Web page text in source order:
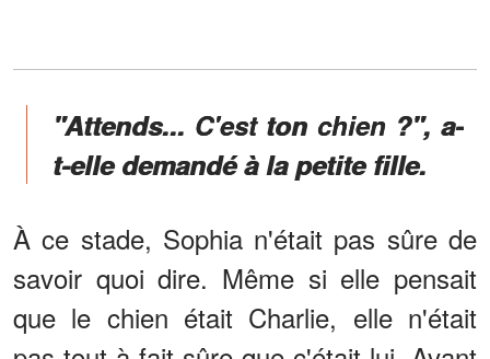
"Attends... C'est ton chien ?", a-
t-elle demandé à la petite fille.
À ce stade, Sophia n'était pas sûre de
savoir quoi dire. Même si elle pensait
que le chien était Charlie, elle n'était